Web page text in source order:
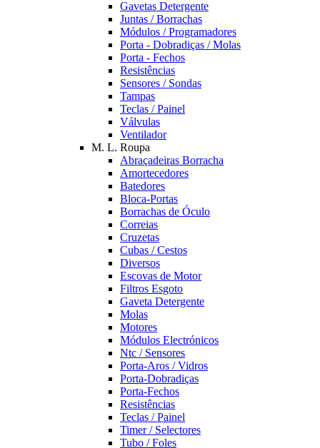
Gavetas Detergente
Juntas / Borrachas
Módulos / Programadores
Porta - Dobradiças / Molas
Porta - Fechos
Resistências
Sensores / Sondas
Tampas
Teclas / Painel
Válvulas
Ventilador
M. L. Roupa
Abraçadeiras Borracha
Amortecedores
Batedores
Bloca-Portas
Borrachas de Óculo
Correias
Cruzetas
Cubas / Cestos
Diversos
Escovas de Motor
Filtros Esgoto
Gaveta Detergente
Molas
Motores
Módulos Electrónicos
Ntc / Sensores
Porta-Aros / Vidros
Porta-Dobradiças
Porta-Fechos
Resistências
Teclas / Painel
Timer / Selectores
Tubo / Foles